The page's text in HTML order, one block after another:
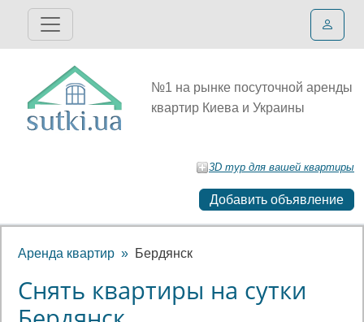
№1 на рынке посуточной аренды
квартир Киева и Украины
3D тур для вашей квартиры
Добавить объявление
Аренда квартир Бердянск
Снять квартиры на сутки